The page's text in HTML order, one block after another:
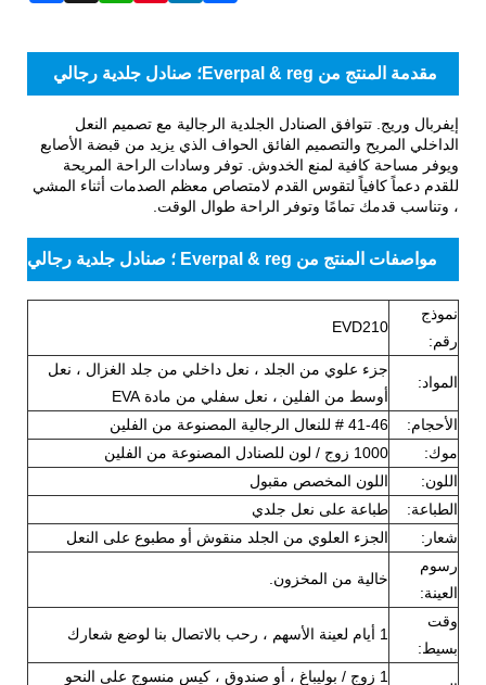
مقدمة المنتج من Everpal & reg؛ صنادل جلدية رجالي
إيفربال وريج. تتوافق الصنادل الجلدية الرجالية مع تصميم النعل
الداخلي المريح والتصميم الفائق الحواف الذي يزيد من قبضة الأصابع
ويوفر مساحة كافية لمنع الخدوش. توفر وسادات الراحة المريحة
للقدم دعماً كافياً لتقوس القدم لامتصاص معظم الصدمات أثناء المشي
، وتناسب قدمك تمامًا وتوفر الراحة طوال الوقت.
مواصفات المنتج من Everpal & reg ؛ صنادل جلدية رجالي
نموذج
رقم:
EVD210
المواد:
جزء علوي من الجلد ، نعل داخلي من جلد الغزال ، نعل
أوسط من الفلين ، نعل سفلي من مادة EVA
الأحجام:
41-46 # للنعال الرجالية المصنوعة من الفلين
موك:
1000 زوج / لون للصنادل المصنوعة من الفلين
اللون:
اللون المخصص مقبول
الطباعة:
طباعة على نعل جلدي
شعار:
الجزء العلوي من الجلد منقوش أو مطبوع على النعل
رسوم
العينة:
خالية من المخزون.
وقت
بسيط:
1 أيام لعينة الأسهم ، رحب بالاتصال بنا لوضع شعارك
1 زوج / بوليباغ ، أو صندوق ، كيس منسوج على النحو